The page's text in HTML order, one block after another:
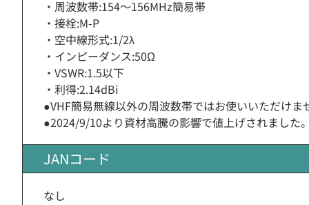
・周波数帯:154〜156MHz簡易帯
・接栓:M-P
・空中線形式:1/2λ
・インピーダンス:50Ω
・VSWR:1.5以下
・利得:2.14dBi
●VHF簡易無線以外の周波数帯ではお使いいただけま
●2024/9/10より資材高騰の影響で値上げされました。
JANコード
なし